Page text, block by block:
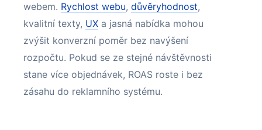
webem. Rychlost webu, důvěryhodnost,
kvalitní texty, UX a jasná nabídka mohou
zvýšit konverzní poměr bez navýšení
rozpočtu. Pokud se ze stejné návštěvnosti
stane více objednávek, ROAS roste i bez
zásahu do reklamního systému.